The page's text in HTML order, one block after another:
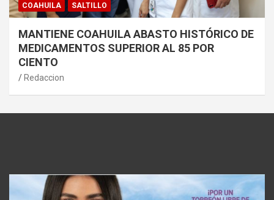
COAHUILA SALTILLO
MANTIENE COAHUILA ABASTO HISTÓRICO DE
MEDICAMENTOS SUPERIOR AL 85 POR
CIENTO
Redaccion